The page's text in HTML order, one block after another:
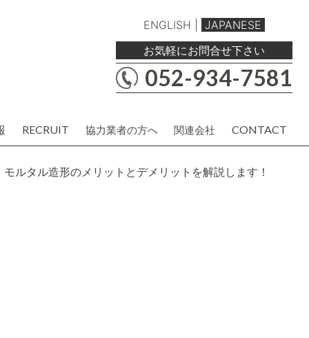
ENGLISH
JAPANESE
お気軽にお問合せ下さい
052-934-7581
RECRUIT 協力業者の方へ 関連会社 CONTACT
ルタル造形のメリットとデメリットを解説します！